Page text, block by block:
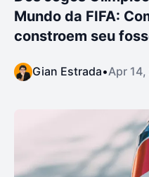
Mundo da FIFA:
constroem seu
Gian Estrada•Apr